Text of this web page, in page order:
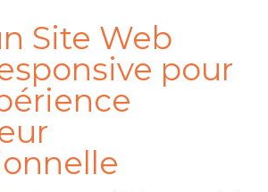
Site Web
pour